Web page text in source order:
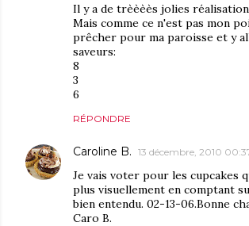
Il y a de trèèèès jolies
Mais comme ce n'est pas mon
prêcher pour ma paroisse et y
saveurs:
8
3
6
RÉPONDRE
Caroline B. 13 décembre, 2010
Je vais voter pour les cupcakes
plus visuellement en comptant
bien entendu. 02-13-06.Bonne
Caro B.